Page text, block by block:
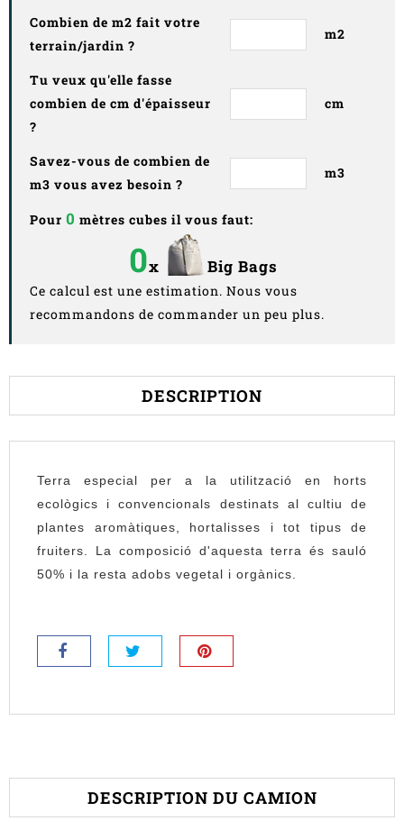
Combien de m2 fait votre
terrain/jardin ?
m2
Tu veux qu'elle fasse
combien de cm d'épaisseur
?
cm
Savez-vous de combien de
m3 vous avez besoin ?
m3
Pour 0 mètres cubes il vous faut:
0x Big Bags
Ce calcul est une estimation. Nous vous
recommandons de commander un peu plus.
DESCRIPTION
Terra especial per a la utilització en horts
ecològics i convencionals destinats al cultiu de
plantes aromàtiques, hortalisses i tot tipus de
fruiters. La composició d'aquesta terra és sauló
50% i la resta adobs vegetal i orgànics.
DESCRIPTION DU CAMION